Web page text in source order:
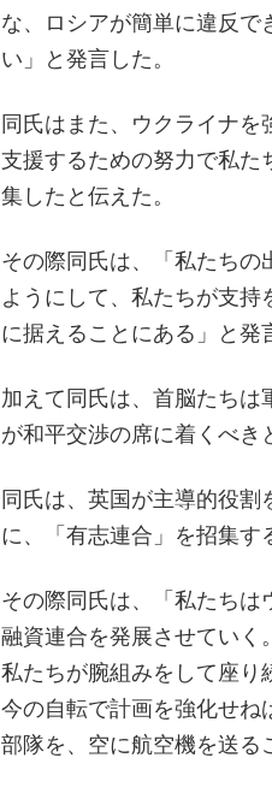
な、ロシアが簡単に違反で
い」と発言した。
同氏はまた、ウクライナ
支援するための努力で私た
集したと伝えた。
その際同氏は、「私たちの
ようにして、私たちが支
に据えることにある」と発
加えて同氏は、首脳たちは
が和平交渉の席に着くべき
同氏は、英国が主導的役
に、「有志連合」を招集す
その際同氏は、「私たち
融資連合を発展させていく
私たちが腕組みをして座り
今の自転で計画を強化せね
部隊を、空に航空機を送る